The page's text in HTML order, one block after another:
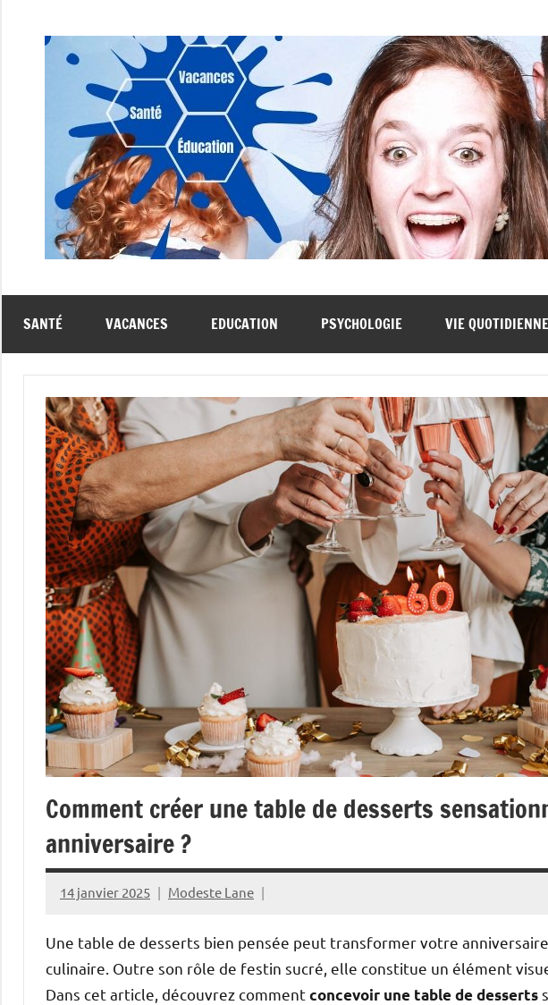
SANTÉ VACANCES EDUCATION PSYCHOLOGIE VIE QUOTIDIENNE
Comment créer une table de desserts
anniversaire ?
14 janvier 2025 Modeste Lane
Une table de desserts bien pensée peut transformer votre
culinaire. Outre son rôle de festin sucré, elle constitue un élément
Dans cet article, découvrez commentconcevoir une table de desserts